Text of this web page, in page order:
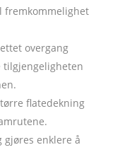
fremkommelighet
overgang
tilgjengeligheten
flatedekning
enklere å